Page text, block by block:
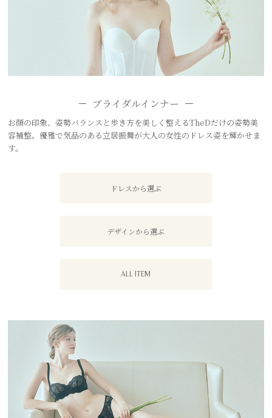
ブライダルインナー
お顔の印象、姿勢バランスと歩き方を美しく整えるTheDだけの姿勢美
容補整。優雅で気品のある立居振舞が大人の女性のドレス姿を輝かせま
す。
ドレスから選ぶ
デザインから選ぶ
ALL ITEM